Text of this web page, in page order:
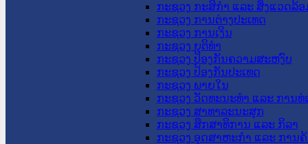
ກະຊວງ ກະສິກຳ ແລະ ສິ່ງແວດລ້ອ
ກະຊວງ ການຕ່າງປະເທດ
ກະຊວງ ການເງິນ
ກະຊວງ ຍຸຕິທໍາ
ກະຊວງ ປ້ອງກັນຄວາມສະຫງົບ
ກະຊວງ ປ້ອງກັນປະເທດ
ກະຊວງ ພາຍໃນ
ກະຊວງ ວັດທະນະທຳ ແລະ ການທ່
ກະຊວງ ສາທາລະນະສຸກ
ກະຊວງ ສຶກສາທິການ ແລະ ກິລາ
ກະຊວງ ອຸດສາຫະກຳ ແລະ ການຄ້